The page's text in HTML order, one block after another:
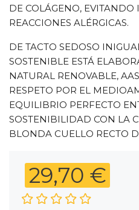
DE COLÁGENO, EVITANDO
REACCIONES ALÉRGICAS.
DE TACTO SEDOSO
SOSTENIBLE ESTÁ
NATURAL RENOVABLE,
RESPETO POR EL
EQUILIBRIO PERFECTO
SOSTENIBILIDAD CON LA
BLONDA CUELLO RECTO
29,70 €